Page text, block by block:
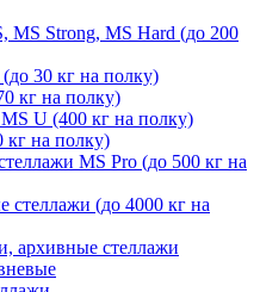
MS Strong, MS Hard (до 200
30 кг на полку)
кг на полку)
U (400 кг на полку)
кг на полку)
MS Pro (до 500 кг на
стеллажи (до 4000 кг на
архивные стеллажи